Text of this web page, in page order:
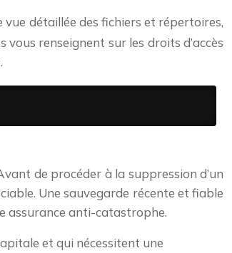
vue détaillée des fichiers et répertoires,
renseignent sur les droits d’accès
de procéder à la suppression d’un
Une sauvegarde récente et fiable
assurance anti-catastrophe.
et qui nécessitent une